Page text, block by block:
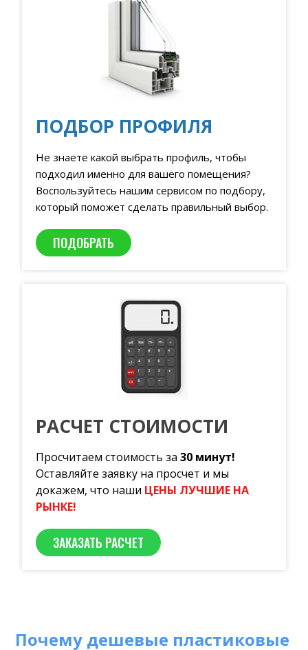
ПОДБОР ПРОФИЛЯ
Не знаете какой выбрать профиль, чтобы
подходил именно для вашего помещения?
Воспользуйтесь нашим сервисом по подбору,
который поможет сделать правильный выбор.
ПОДОБРАТЬ
РАСЧЕТ СТОИМОСТИ
Просчитаем стоимость за30 минут!
Оставляйте заявку на просчет и мы
докажем, что наши ЦЕНЫ ЛУЧШИЕ НА
РЫНКЕ!
ЗАКАЗАТЬ РАСЧЕТ
Почему дешевые пластиковые